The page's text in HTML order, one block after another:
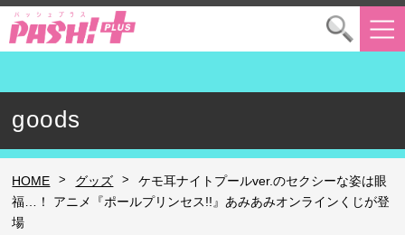
goods
HOME > グッズ >
ケモ耳ナイトプールver.のセクシーな姿は眼
福…！ アニメ『ポールプリンセス!!』あみあみオンラインくじが登
場